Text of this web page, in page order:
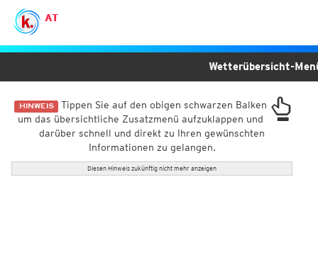
AT
HINWEIS Tippen Sie auf den obigen schwarzen Balken
um das übersichtliche Zusatzmenü aufzuklappen und
darüber schnell und direkt zu Ihren gewünschten
Informationen zu gelangen.
Diesen Hinweis zukünftig nicht mehr anzeigen
Wetterübersicht-